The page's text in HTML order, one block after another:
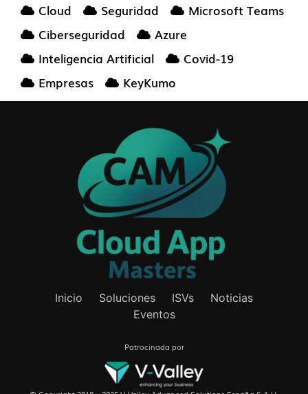
Cloud
Seguridad
Microsoft Teams
Ciberseguridad
Azure
Inteligencia Artificial
Covid-19
Empresas
KeyKumo
Inicio Soluciones ISVs
Noticias
Eventos
Patrocinada por